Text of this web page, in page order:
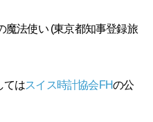
魔法使い (東京都知事登録旅
てはスイス時計協会FHの公